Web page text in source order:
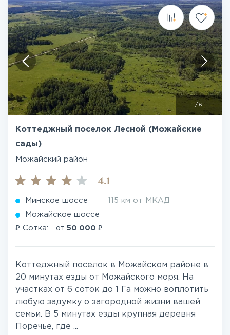
/6
Коттеджный поселок Лесной (Можайские
сады)
Можайский район
4.1
Минское шоссе 115 км от МКАД
Можайское шоссе
₽ Сотка: от 50 000 ₽
Коттеджный поселок в Можайском районе в
20 минутах езды от Можайского моря. На
участках от 6 соток до 1 Га можно воплотить
любую задумку о загородной жизни вашей
семьи. В 5 минутах езды крупная деревня
Поречье, где ...